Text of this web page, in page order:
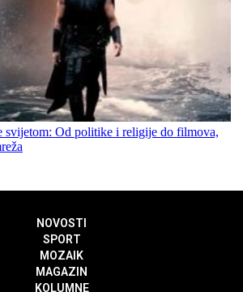
svijetom: Od politike i religije do filmova,
NOVOSTI
SPORT
MOZAIK
MAGAZIN
KOLUMNE